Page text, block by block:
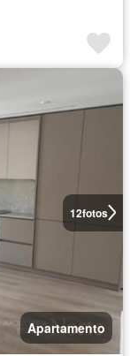
12fotos
Apartamento